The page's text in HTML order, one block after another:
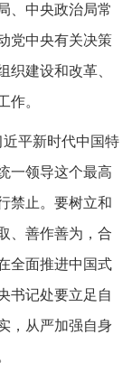
、中央政治局常
党中央有关决策
织建设和改革、
作。
平新时代中国特
一领导这个最高
禁止。要树立和
、善作善为，合
全面推进中国式
书记处要立足自
，从严加强自身